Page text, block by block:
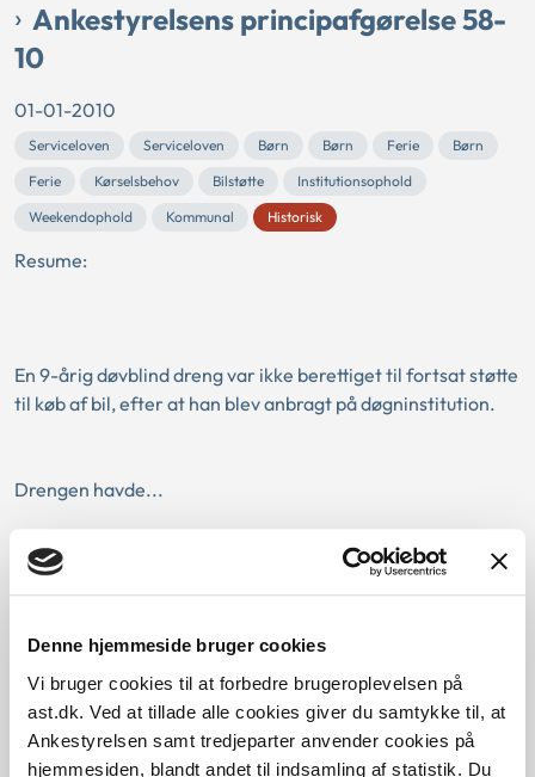
Denne hjemmeside bruger cookies
Vi bruger cookies til at forbedre brugeroplevelsen på
ast.dk. Ved at tillade alle cookies giver du samtykke til, at
Ankestyrelsen samt tredjeparter anvender cookies på
hjemmesiden, blandt andet til indsamling af statistik. Du
Ankestyrelsens principafgørelse 58-
10
01-01-2010
Serviceloven Serviceloven Børn Børn Ferie
Børn
Ferie
Kørselsbehov Bilstøtte
Institutionsophold
Weekendophold
Kommunal Historisk
Resume:
En 9-årig døvblind dreng var ikke berettiget til fortsat støtte
til køb af bil, efter at han blev anbragt på døgninstitution.
Drengen havde...
Ankestyrelsens principafgørelse
235-10
01-01-2010
Serviceloven Uden samtykke
Behandlingsbehov
Fortsat anbringelse uden for hjemmet
Genbehandling
Længere frist
Historisk Serviceloven Kommunal